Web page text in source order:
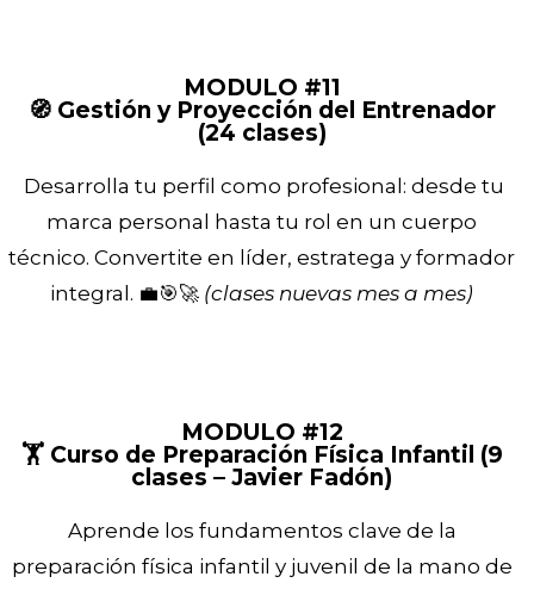
MODULO #11
🧭 Gestión y Proyección del Entrenador
(24 clases)
Desarrolla tu perfil como profesional: desde tu
marca personal hasta tu rol en un cuerpo
técnico. Convertite en líder, estratega y formador
integral. 💼🎯🚀 (clases nuevas mes a mes)
MODULO #12
🏋️ Curso de Preparación Física Infantil (9
clases – Javier Fadón)
Aprende los fundamentos clave de la
preparación física infantil y juvenil de la mano de